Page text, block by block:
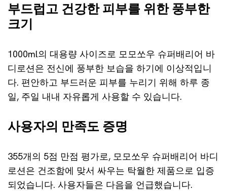
부드럽고 건강한 피부를 위한 풍부한
크기
1000ml의 대용량 사이즈로 모모쏘우 슈퍼배리어 바
디로션은 전신에 풍부한 보습을 하기에 이상적입니
다. 편안하고 부드러운 피부를 누리기 위해 하루 종
일, 주일 내내 자유롭게 사용할 수 있습니다.
사용자의 만족도 증명
355개의 5점 만점 평가로, 모모쏘우 슈퍼배리어 바디
로션은 건조함에 맞서 싸우는 탁월한 제품으로 입증
되었습니다. 사용자들은 다음을 언급했습니다.